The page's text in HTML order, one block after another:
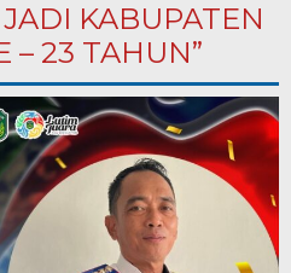
KABUPATEN
– 23 TAHUN”